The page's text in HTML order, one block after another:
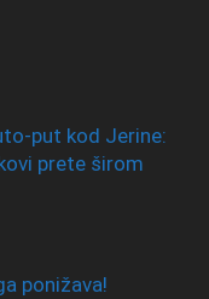
put kod Jerine:
prete širom
ponižava!